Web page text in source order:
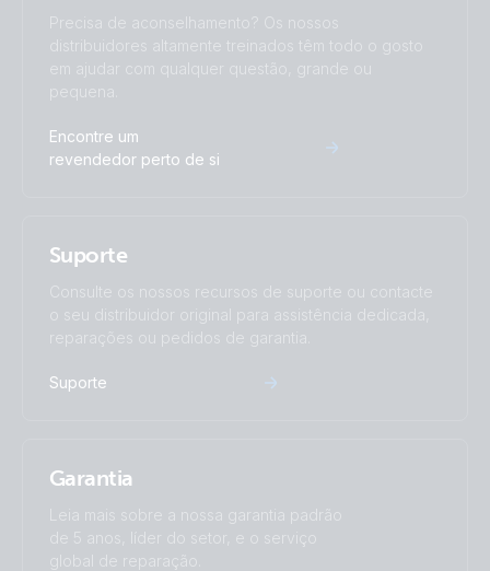
Precisa de aconselhamento? Os nossos
distribuidores altamente treinados têm todo o gosto
em ajudar com qualquer questão, grande ou
pequena.
Encontre um
revendedor perto de si
Suporte
Consulte os nossos recursos de suporte ou contacte
o seu distribuidor original para assistência dedicada,
reparações ou pedidos de garantia.
Suporte
Garantia
Leia mais sobre a nossa garantia padrão
de 5 anos, líder do setor, e o serviço
global de reparação.